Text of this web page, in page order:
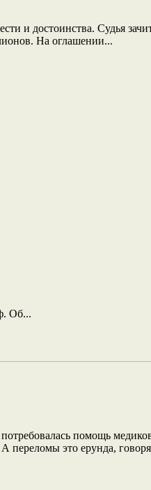
и достоинства. Судья
На оглашении...
Об...
помощь
переломы это ерунда,